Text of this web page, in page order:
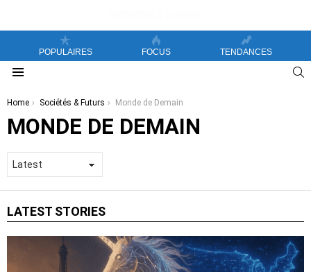
POPULAIRES FOCUS TENDANCES
You are here:
Home Sociétés & Futurs Monde de Demain
MONDE DE DEMAIN
LATEST STORIES